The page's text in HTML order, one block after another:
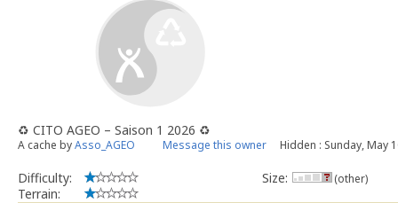
♻️ CITO AGEO – Saison 1 2026 ♻️
A cache byAsso_AGEO Message this owner Hidden : Sunday, May
Difficulty:
Terrain:
Size: (other)